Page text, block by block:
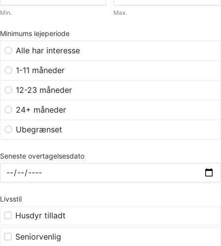
Min. Max.
Minimums lejeperiode
Alle har interesse
1-11 måneder
12-23 måneder
24+ måneder
Ubegrænset
Seneste overtagelsesdato
Livsstil
Husdyr tilladt
Seniorvenlig